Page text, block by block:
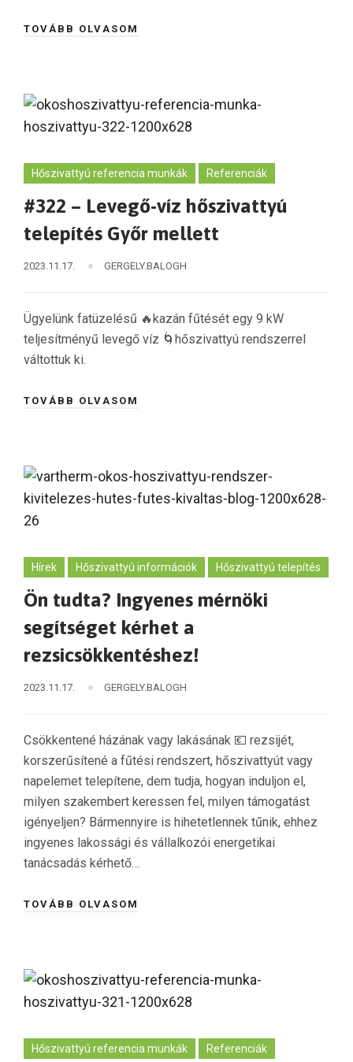
TOVÁBB OLVASOM
Hőszivattyú referencia munkák Referenciák
#322 – Levegő-víz hőszivattyú
telepítés Győr mellett
2023.11.17. GERGELY.BALOGH
Ügyelünk fatüzelésű 🔥kazán fűtését egy 9 kW
teljesítményű levegő víz 🌀hőszivattyú rendszerrel
váltottuk ki.
TOVÁBB OLVASOM
Hírek Hőszivattyú információk Hőszivattyú telepítés
Ön tudta? Ingyenes mérnöki
segítséget kérhet a
rezsicsökkentéshez!
2023.11.17. GERGELY.BALOGH
Csökkentené házának vagy lakásának 💶 rezsijét,
korszerűsítené a fűtési rendszert, hőszivattyút vagy
napelemet telepítene, dem tudja, hogyan induljon el,
milyen szakembert keressen fel, milyen támogatást
igényeljen? Bármennyire is hihetetlennek tűnik, ehhez
ingyenes lakossági és vállalkozói energetikai
tanácsadás kérhető…
TOVÁBB OLVASOM
Hőszivattyú referencia munkák Referenciák